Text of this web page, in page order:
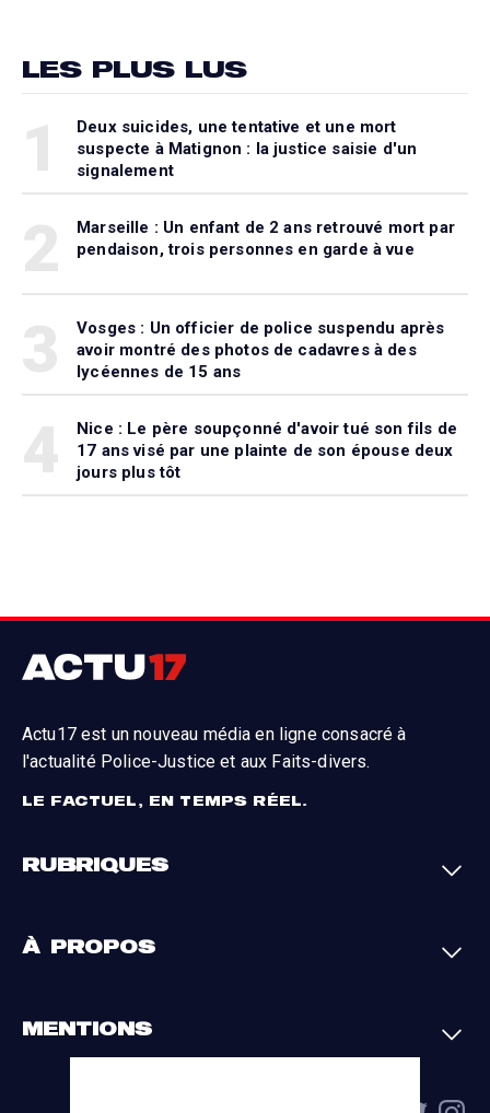
LES PLUS LUS
Deux suicides, une tentative et une mort
suspecte à Matignon : la justice saisie d'un
signalement
Marseille : Un enfant de 2 ans retrouvé mort par
pendaison, trois personnes en garde à vue
Vosges : Un officier de police suspendu après
avoir montré des photos de cadavres à des
lycéennes de 15 ans
Nice : Le père soupçonné d'avoir tué son fils de
17 ans visé par une plainte de son épouse deux
jours plus tôt
Actu17 est un nouveau média en ligne consacré à
l'actualité Police-Justice et aux Faits-divers.
LE FACTUEL, EN TEMPS RÉEL.
RUBRIQUES
Par région
À PROPOS
MENTIONS